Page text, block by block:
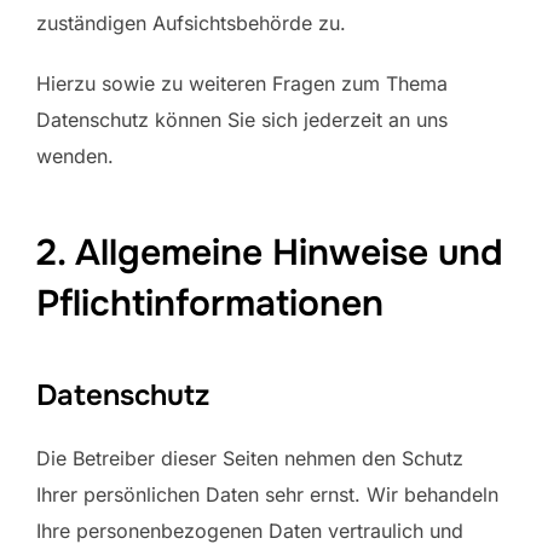
zuständigen Aufsichtsbehörde zu.
Hierzu sowie zu weiteren Fragen zum Thema
Datenschutz können Sie sich jederzeit an uns
wenden.
2. Allgemeine Hinweise und
Pflicht­informationen
Datenschutz
Die Betreiber dieser Seiten nehmen den Schutz
Ihrer persönlichen Daten sehr ernst. Wir behandeln
Ihre personenbezogenen Daten vertraulich und